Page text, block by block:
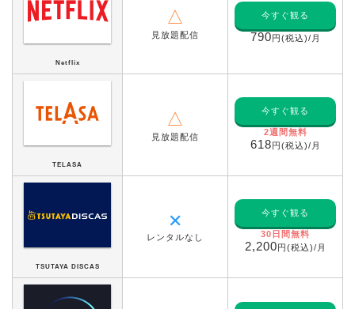
Netflix
△
見放題配信
今すぐ観る
790円(税込)/月
TELASA
△
見放題配信
今すぐ観る
2週間無料
618円(税込)/月
TSUTAYA DISCAS
✕
レンタルなし
今すぐ観る
30日間無料
2,200円(税込)/月